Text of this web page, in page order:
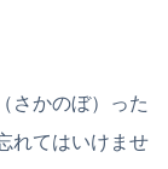
さかのぼ）った
れてはいけませ